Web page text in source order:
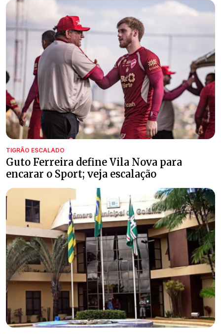
TIGRÃO ESCALADO
Guto Ferreira define Vila Nova para
encarar o Sport; veja escalação